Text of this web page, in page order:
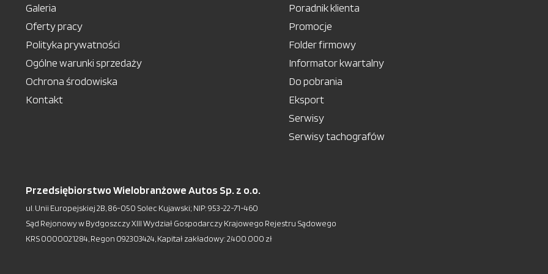
Galeria
Oferty pracy
Polityka prywatności
Ogólne warunki sprzedaży
Ochrona środowiska
Kontakt
Poradnik klienta
Promocje
Folder firmowy
Informator kwartalny
Do pobrania
Eksport
Serwisy
Serwisy tachografów
Przedsiębiorstwo Wielobranżowe Autos Sp. z o.o.
ul. Unii Europejskiej 2B, 86-050 Solec Kujawski; NIP: 953-22-71-460
Sąd Rejonowy w Bydgoszczy XIII Wydział Gospodarczy Krajowego Rejestru Sądowego
KRS 0000021284, Regon 092303424, Kapitał zakładowy: 2.400.000 zł